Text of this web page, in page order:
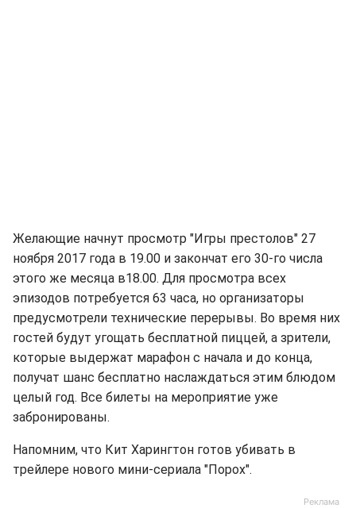
Желающие начнут просмотр "Игры престолов" 27
ноября 2017 года в 19.00 и закончат его 30-го числа
этого же месяца в18.00. Для просмотра всех
эпизодов потребуется 63 часа, но организаторы
предусмотрели технические перерывы. Во время них
гостей будут угощать бесплатной пиццей, а зрители,
которые выдержат марафон с начала и до конца,
получат шанс бесплатно наслаждаться этим блюдом
целый год. Все билеты на мероприятие уже
забронированы.
Напомним, что Кит Харингтон готов убивать в
трейлере нового мини-сериала "Порох".